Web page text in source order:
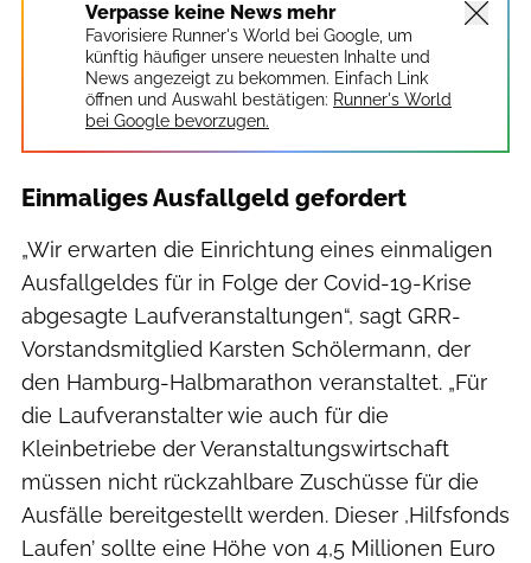
Verpasse keine News mehr
Favorisiere Runner's World bei Google, um
künftig häufiger unsere neuesten Inhalte und
News angezeigt zu bekommen. Einfach Link
öffnen und Auswahl bestätigen: Runner's World
bei Google bevorzugen.
Einmaliges Ausfallgeld gefordert
„Wir erwarten die Einrichtung eines einmaligen
Ausfallgeldes für in Folge der Covid-19-Krise
abgesagte Laufveranstaltungen“, sagt GRR-
Vorstandsmitglied Karsten Schölermann, der
den Hamburg-Halbmarathon veranstaltet. „Für
die Laufveranstalter wie auch für die
Kleinbetriebe der Veranstaltungswirtschaft
müssen nicht rückzahlbare Zuschüsse für die
Ausfälle bereitgestellt werden. Dieser ,Hilfsfonds
Laufen’ sollte eine Höhe von 4,5 Millionen Euro